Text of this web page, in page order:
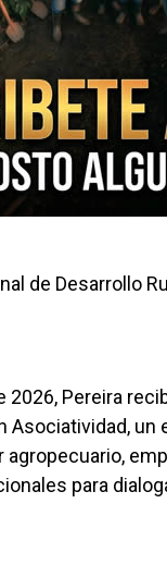
de Desarrollo
Pereira
Asociatividad, un
para